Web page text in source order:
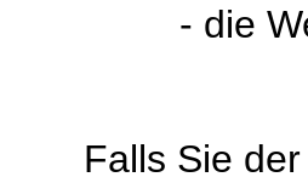
- die
Falls Sie